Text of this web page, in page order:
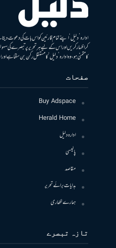
ادارہ ’دلیل‘ اپنے تمام قارئین کو اس بات کی دعوت
کر اظہار کریں اور اس کے لیے ہر تحریر پر تبصرے کی
کا متمنی ہو، وہ ادارہ ’دلیل‘ کا مستقل رکن بن سکتا ہے
صفحات
Buy Adspace
Herald Home
ادارہ دلیل
پالیسی
مقاصد
ہدایات برائے تحریر
ہمارے لکھاری
تازہ تبصرے